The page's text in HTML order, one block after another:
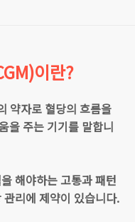
이란?
자로 혈당의 흐름을
을 주는 기기를 말합니
해야하는 고통과 패턴
리에 제약이 있습니다.